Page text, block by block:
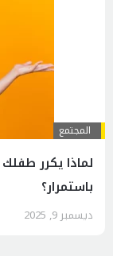
المجتمع
لماذا يكرر
باستمرار؟
ديسمبر 9, 2025